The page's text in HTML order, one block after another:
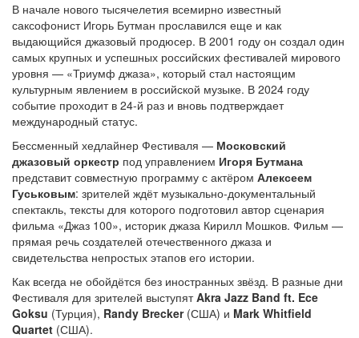
В начале нового тысячелетия всемирно известный
саксофонист Игорь Бутман прославился еще и как
выдающийся джазовый продюсер. В 2001 году он создал один
самых крупных и успешных российских фестивалей мирового
уровня — «Триумф джаза», который стал настоящим
культурным явлением в российской музыке. В 2024 году
событие проходит в 24-й раз и вновь подтверждает
международный статус.
Бессменный хедлайнер Фестиваля — Московский
джазовый оркестр под управлением Игоря Бутмана
представит совместную программу с актёром Алексеем
Гуськовым: зрителей ждёт музыкально-документальный
спектакль, тексты для которого подготовил автор сценария
фильма «Джаз 100», историк джаза Кирилл Мошков. Фильм —
прямая речь создателей отечественного джаза и
свидетельства непростых этапов его истории.
Как всегда не обойдётся без иностранных звёзд. В разные дни
Фестиваля для зрителей выступятAkra Jazz Band ft. Ece
Goksu (Турция), Randy Brecker (США) и Mark Whitfield
Quartet (США).